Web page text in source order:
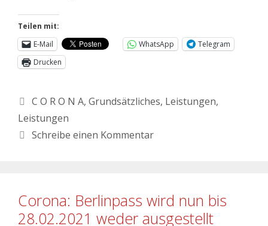
Teilen mit:
E-Mail
WhatsApp
Telegram
Drucken
C O R O N A, Grundsätzliches, Leistungen,
Leistungen
Schreibe einen Kommentar
Corona: Berlinpass wird nun bis
28.02.2021 weder ausgestellt